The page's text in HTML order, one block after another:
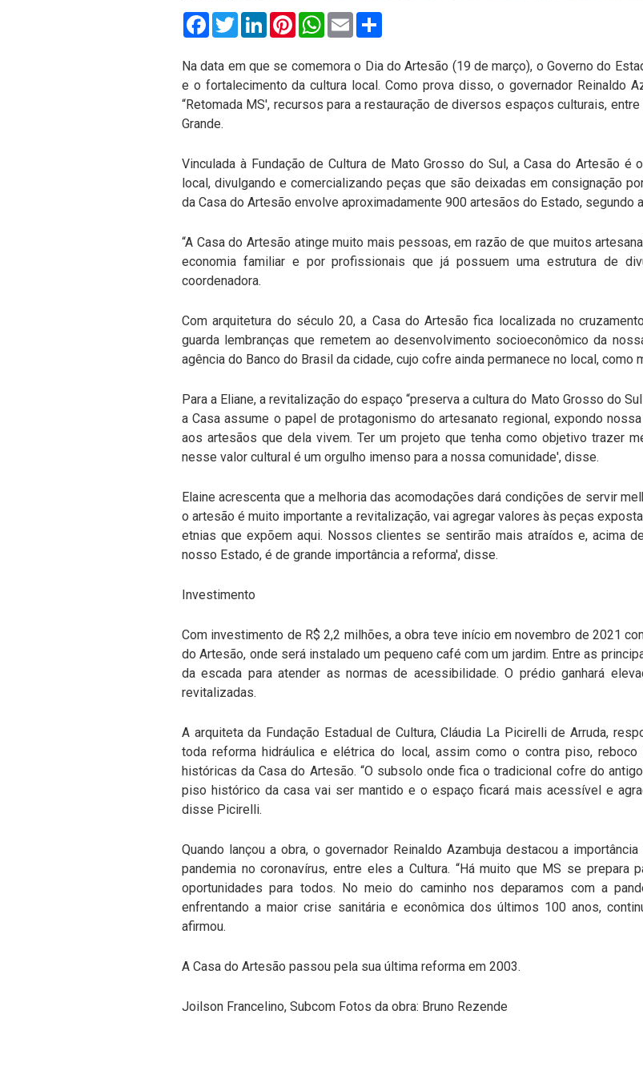
FacebookTwitterLinkedInPinterestWhatsApp
Email
Na data em que se comemora o Dia do Artesão (19 de março), o Governo do
e o fortalecimento da cultura local. Como prova disso, o governador Reinaldo
“Retomada MS', recursos para a restauração de diversos espaços culturais,
Grande.
Vinculada à Fundação de Cultura de Mato Grosso do Sul, a Casa do Artesão é
local, divulgando e comercializando peças que são deixadas em consignação
da Casa do Artesão envolve aproximadamente 900 artesãos do Estado, segundo
“A Casa do Artesão atinge muito mais pessoas, em razão de que muitos
economia familiar e por profissionais que já possuem uma estrutura de
coordenadora.
Com arquitetura do século 20, a Casa do Artesão fica localizada no
guarda lembranças que remetem ao desenvolvimento socioeconômico da
agência do Banco do Brasil da cidade, cujo cofre ainda permanece no local, como
Para a Eliane, a revitalização do espaço “preserva a cultura do Mato Grosso do
a Casa assume o papel de protagonismo do artesanato regional, expondo
aos artesãos que dela vivem. Ter um projeto que tenha como objetivo trazer
nesse valor cultural é um orgulho imenso para a nossa comunidade', disse.
Elaine acrescenta que a melhoria das acomodações dará condições de servir
o artesão é muito importante a revitalização, vai agregar valores às peças
etnias que expõem aqui. Nossos clientes se sentirão mais atraídos e, acima
nosso Estado, é de grande importância a reforma', disse.
Investimento
Com investimento de R$ 2,2 milhões, a obra teve início em novembro de 2021
do Artesão, onde será instalado um pequeno café com um jardim. Entre as
da escada para atender as normas de acessibilidade. O prédio ganhará
revitalizadas.
A arquiteta da Fundação Estadual de Cultura, Cláudia La Picirelli de Arruda,
toda reforma hidráulica e elétrica do local, assim como o contra piso,
históricas da Casa do Artesão. “O subsolo onde fica o tradicional cofre do
piso histórico da casa vai ser mantido e o espaço ficará mais acessível e
disse Picirelli.
Quando lançou a obra, o governador Reinaldo Azambuja destacou a
pandemia no coronavírus, entre eles a Cultura. “Há muito que MS se prepara
oportunidades para todos. No meio do caminho nos deparamos com a
enfrentando a maior crise sanitária e econômica dos últimos 100 anos,
afirmou.
A Casa do Artesão passou pela sua última reforma em 2003.
Joilson Francelino, Subcom Fotos da obra: Bruno Rezende